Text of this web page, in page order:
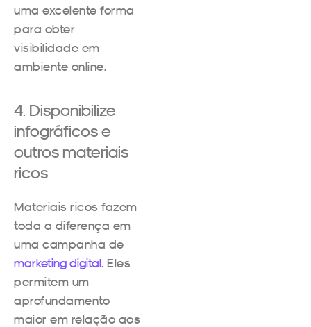
uma excelente forma
para obter
visibilidade em
ambiente online.
4. Disponibilize
infográficos e
outros materiais
ricos
Materiais ricos fazem
toda a diferença em
uma campanha de
marketing digital. Eles
permitem um
aprofundamento
maior em relação aos